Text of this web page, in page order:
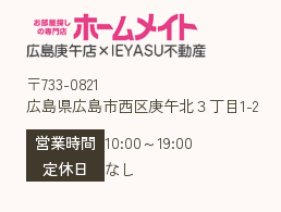
〒733-0821
広島県広島市西区庚午北３丁目1-2
営業時間 10:00～19:00
定休日
なし